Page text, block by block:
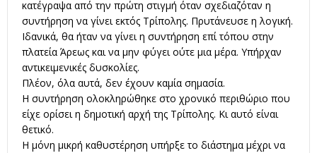
κατέγραψα από την πρώτη στιγμή όταν σχεδιαζόταν η
συντήρηση να γίνει εκτός Τρίπολης. Πρυτάνευσε η λογική.
Ιδανικά, θα ήταν να γίνει η συντήρηση επί τόπου στην
πλατεία Άρεως και να μην φύγει ούτε μια μέρα. Υπήρχαν
αντικειμενικές δυσκολίες.
Πλέον, όλα αυτά, δεν έχουν καμία σημασία.
Η συντήρηση ολοκληρώθηκε στο χρονικό περιθώριο που
είχε ορίσει η δημοτική αρχή της Τρίπολης. Κι αυτό είναι
θετικό.
Η μόνη μικρή καθυστέρηση υπήρξε το διάστημα μέχρι να